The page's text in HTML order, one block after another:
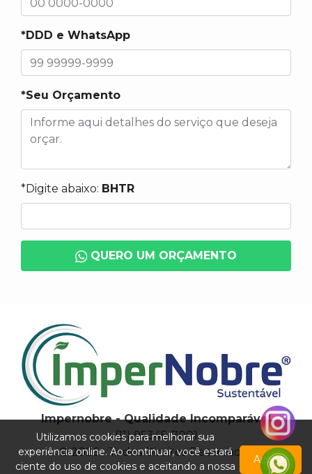
*DDD e WhatsApp
*Seu Orçamento
*Digite abaixo: BHTR
QUERO UM ORÇAMENTO
Impernobre - Qualidade Incomparável
(11) 95345-7001
© 2026 - Todos Direitos Reservados
Utilizamos cookies para melhorar sua
experiência online. Ao continuar, você estará
ciente do uso de cookies e aceitando a nossa
Aceitar